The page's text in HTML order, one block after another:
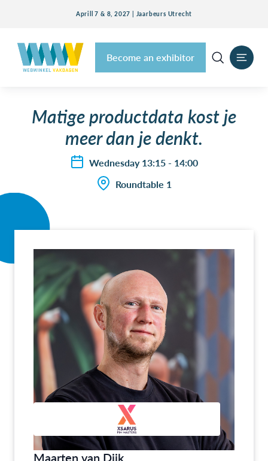
Aprill 7 & 8, 2027 | Jaarbeurs Utrecht
Become an exhibitor
Matige productdata kost je
meer dan je denkt.
Wednesday 13:15 - 14:00
Roundtable 1